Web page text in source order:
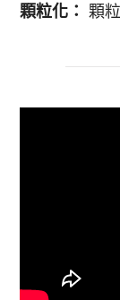
顆粒化： 顆